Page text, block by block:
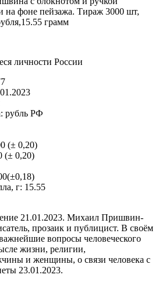
на фоне пейзажа. Тираж 3000 шт,
грамм
личности России
рубль РФ
(± 0,20)
(± 0,20)
г: 15.55
21.01.2023. Михаил Пришвин-
прозаик и публицист. В своём
вопросы человеческого
жизни, религии,
и женщины, о связи человека с
23.01.2023.